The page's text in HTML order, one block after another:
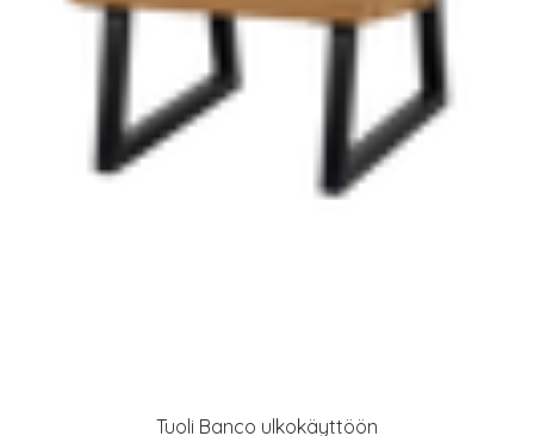
Tuoli Banco ulkokäyttöön